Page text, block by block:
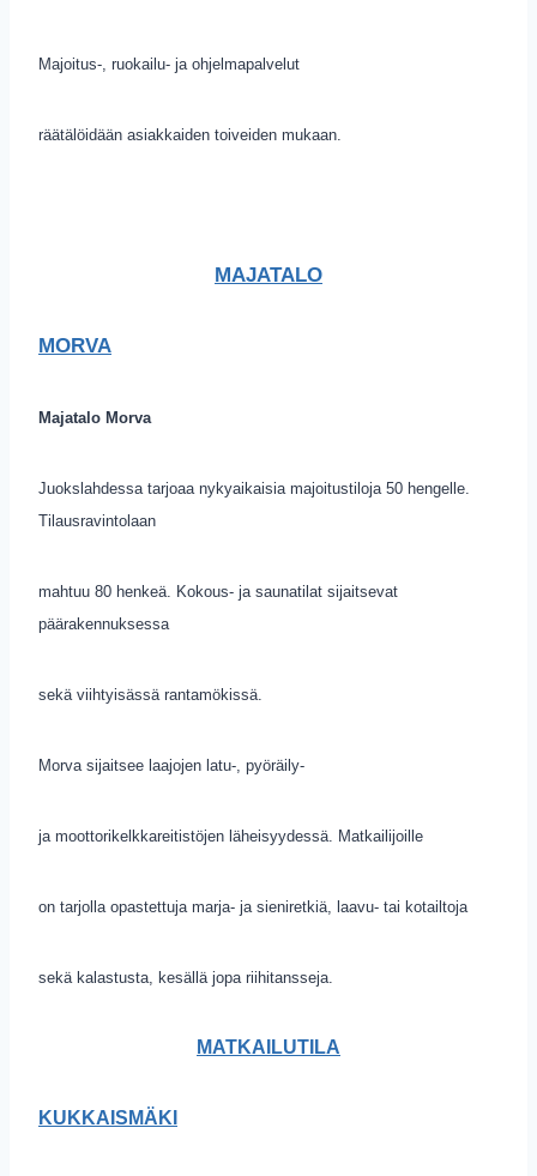
Majoitus-, ruokailu- ja ohjelmapalvelut
räätälöidään asiakkaiden toiveiden mukaan.
MAJATALO
MORVA
Majatalo Morva
Juokslahdessa tarjoaa nykyaikaisia majoitustiloja 50 hengelle.
Tilausravintolaan
mahtuu 80 henkeä. Kokous- ja saunatilat sijaitsevat
päärakennuksessa
sekä viihtyisässä rantamökissä.
Morva sijaitsee laajojen latu-, pyöräily-
ja moottorikelkkareitistöjen läheisyydessä. Matkailijoille
on tarjolla opastettuja marja- ja sieniretkiä, laavu- tai kotailtoja
sekä kalastusta, kesällä jopa riihitansseja.
MATKAILUTILA
KUKKAISMÄKI